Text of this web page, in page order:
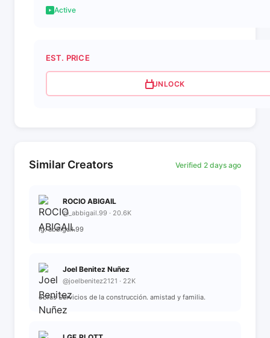
Active
EST. PRICE
UNLOCK
Similar Creators Verified 2 days ago
ROCIO ABIGAIL
@_abbigail.99 · 20.6K
Ig: abbigail.99
Joel Benitez Nuñez
@joelbenitez2121 · 22K
obras Servicios de la construcción. amistad y familia.